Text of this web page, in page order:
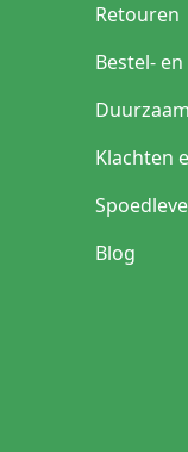
Retouren
Bestel-
Klachten
Blog